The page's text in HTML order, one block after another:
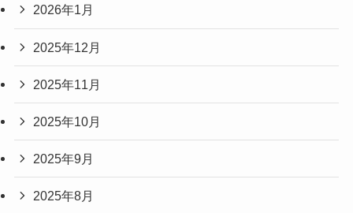
2026年1月
2025年12月
2025年11月
2025年10月
2025年9月
2025年8月